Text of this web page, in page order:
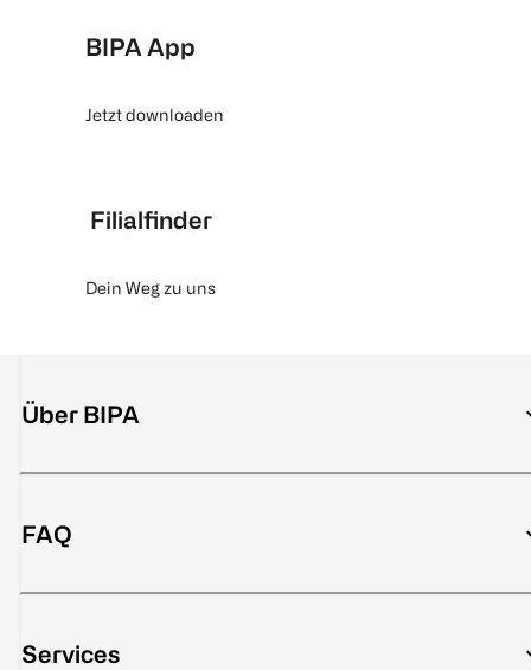
BIPA App
Jetzt downloaden
Filialfinder
Dein Weg zu uns
Über BIPA
FAQ
Services